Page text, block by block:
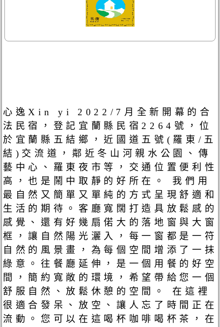
心逸Xin yi 2022/7月全新開幕的合
法民宿，登記宜蘭縣民宿2264號，位
於宜蘭縣五結鄉，近國道五號(羅東/五
結)交流道，鄰近冬山河親水公園、傳
藝中心、羅東夜市等，交通位置便利性
高，也是鬧中取靜的好所在。 我們用
最自然又簡單又單純的方式呈現舒適和
生活的期待。客廳寬闊打造具放鬆感的
感覺、還有好幾扇偌大的落地窗與大窗
框，讓自然陽光灑入，每一窗都是一符
自然的風景畫，為每個空間增添了一抹
綠意。往餐廳延伸，是一個用餐的好空
間，簡約寬敞的環境，希望帶給您一個
舒服自然、放鬆休憩的空間。 在這裡
很適合發呆、放空、讓人忘了時間正在
流動。您可以在這喝杯咖啡喝杯茶，在